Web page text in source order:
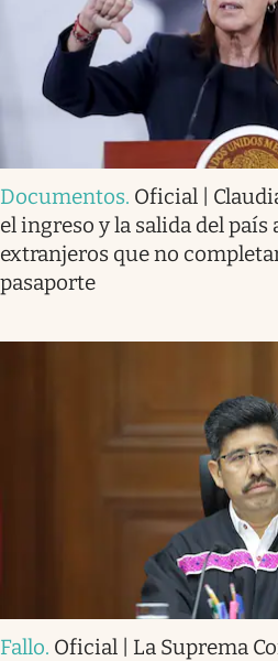
Documentos. Oficial |
el ingreso y la salida del país
extranjeros que no
pasaporte
Fallo. Oficial | La Suprema